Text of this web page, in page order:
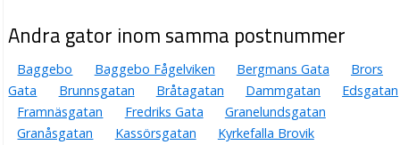
Andra gator inom samma postnummer
Baggebo Baggebo Fågelviken Bergmans Gata
Brors
Gata
Brunnsgatan Bråtagatan Dammgatan
Edsgatan
Framnäsgatan
Fredriks Gata
Granelundsgatan
Granåsgatan
Kassörsgatan
Kyrkefalla Brovik